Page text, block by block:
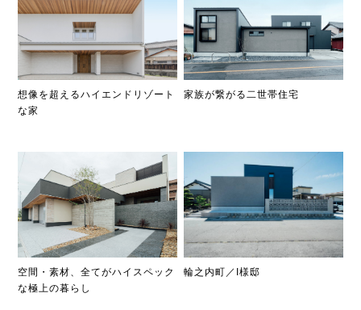
想像を超えるハイエンドリゾート
な家
家族が繋がる二世帯住宅
空間・素材、全てがハイスペック
な極上の暮らし
輪之内町／I様邸